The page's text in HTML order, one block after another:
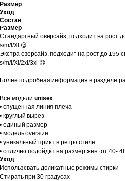
Размер
Уход
Состав
Размер
Стандартный оверсайз, подходит на рост
s/m/l/Xl 😉
Экстра оверсайз, подходит на рост до 195
s/m/l/Xl/2xl/3xl 😉
Более подробная информация в разделе
Все модели unisex
• спущенная линия плеча
• круглый вырез
• единый размер
• модель oversize
• уникальный принт в ретро стиле
• отлично подойдёт на размер жен (от 40-
Уход
Использовать деликатные режимы стирки
Стирать при 30 градусах